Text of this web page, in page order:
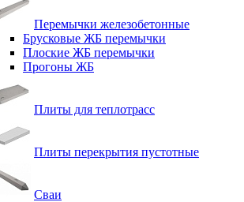
Перемычки железобетонные
Брусковые ЖБ перемычки
Плоские ЖБ перемычки
Прогоны ЖБ
Плиты для теплотрасс
Плиты перекрытия пустотные
Сваи